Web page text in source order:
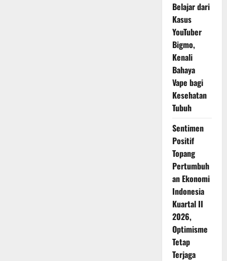
Belajar dari
Kasus
YouTuber
Bigmo,
Kenali
Bahaya
Vape bagi
Kesehatan
Tubuh
Sentimen
Positif
Topang
Pertumbuh
an Ekonomi
Indonesia
Kuartal II
2026,
Optimisme
Tetap
Terjaga